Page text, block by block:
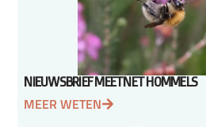
NIEUWSBRIEF MEETNET HOMMELS
MEER WETEN